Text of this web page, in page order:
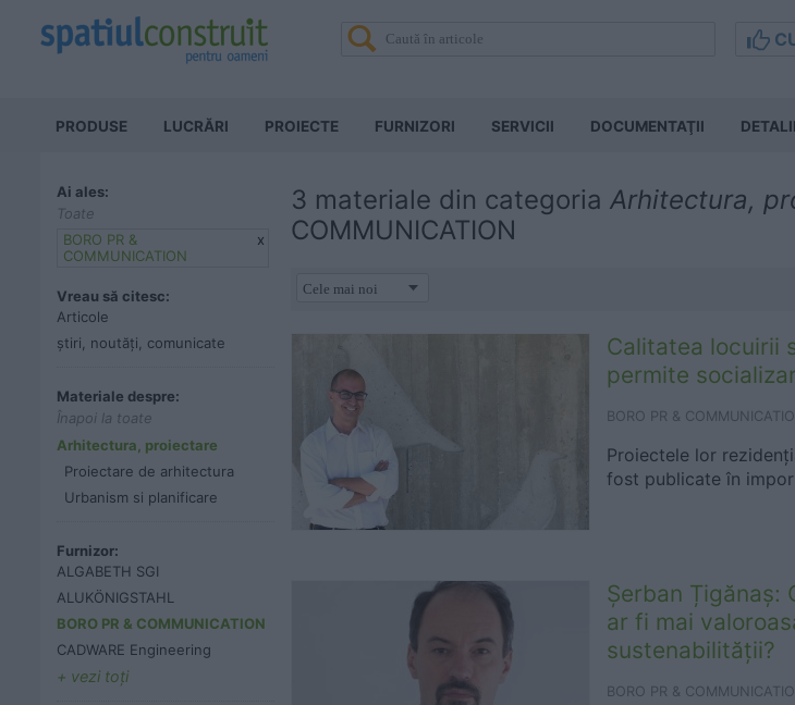
PRODUSE LUCRĂRI PROIECTE FURNIZORI SERVICII DOCUMENTAŢII
Ai ales:
Toate
x
BORO PR &
COMMUNICATION
Vreau să citesc:
Articole
știri, noutăți, comunicate
Materiale despre:
Înapoi la toate
Arhitectura, proiectare
Proiectare de arhitectura
Urbanism si planificare
Furnizor:
ALGABETH SGI
ALUKÖNIGSTAHL
BORO PR & COMMUNICATION
CADWARE Engineering
vezi toţi
3 materiale din categoria Arhitectura,
COMMUNICATION
Calitatea locuirii
permite
BORO PR &
Proiectele lor
fost publicate în
Șerban Țigănaș:
ar fi mai
sustenabilității?
BORO PR &